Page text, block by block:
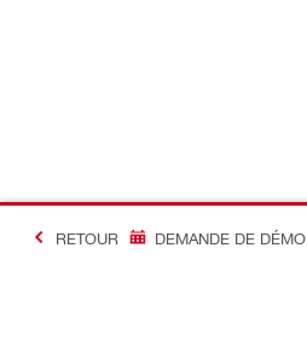
RETOUR DEMANDE DE DÉMO